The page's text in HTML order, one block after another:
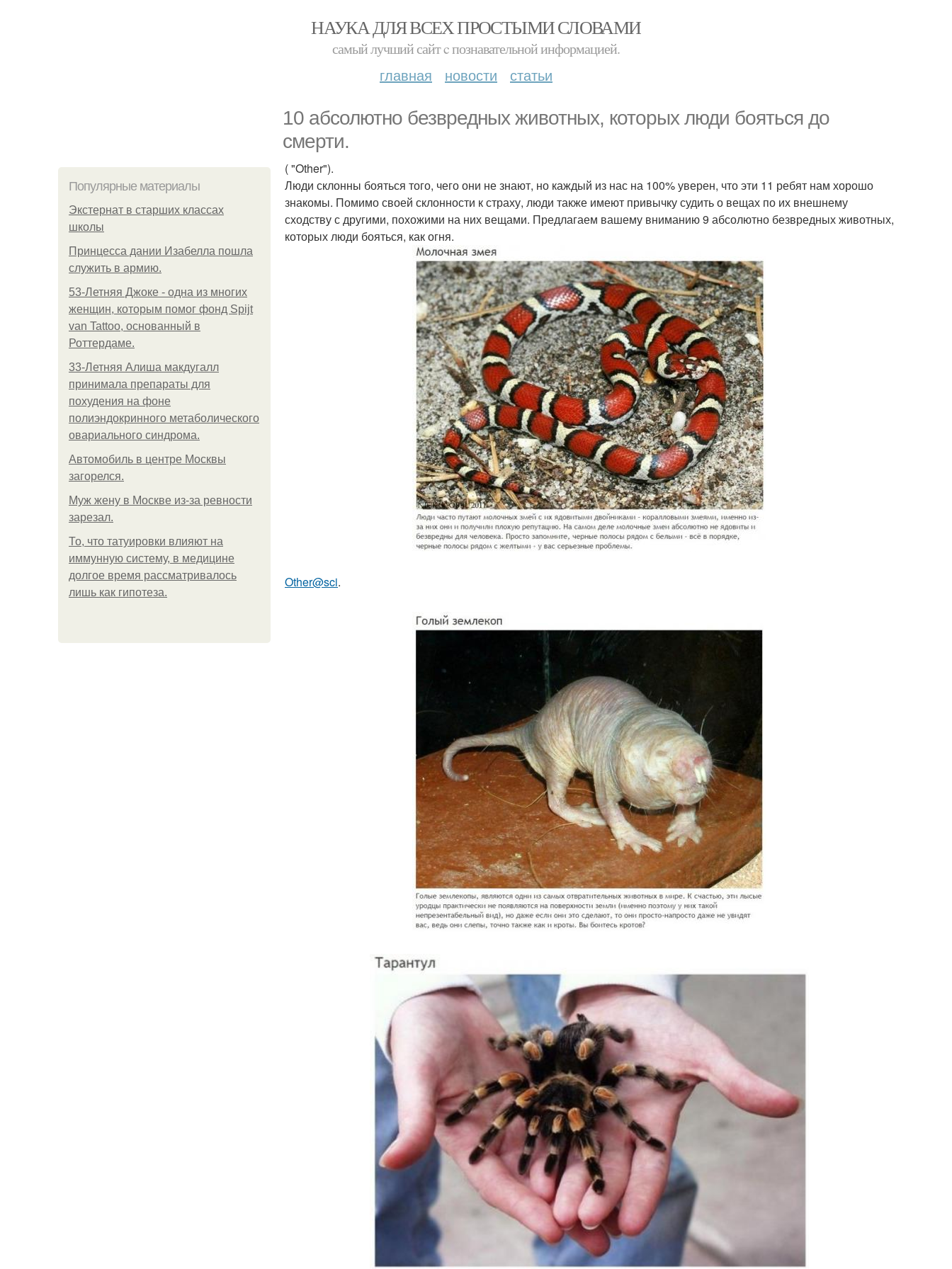
НАУКА ДЛЯ ВСЕХ ПРОСТЫМИ СЛОВАМИ
самый лучший сайт c познавательной информацией.
главная новости статьи
10 абсолютно безвредных животных, которых люди бояться до
смерти.
Популярные материалы
Экстернат в старших классах
школы
Принцесса дании Изабелла пошла
служить в армию.
53-Летняя Джоке - одна из многих
женщин, которым помог фонд Spijt
van Tattoo, основанный в
Роттердаме.
33-Летняя Алиша макдугалл
принимала препараты для
похудения на фоне
полиэндокринного метаболического
овариального синдрома.
Автомобиль в центре Москвы
загорелся.
Mуж жену в Москве из-за ревности
зарезал.
То, что татуировки влияют на
иммунную систему, в медицине
долгое время рассматривалось
лишь как гипотеза.
( "Other").
Люди склонны бояться того, чего они не знают, но каждый из нас на 100% уверен, что эти 11 ребят нам хорошо
знакомы. Помимо своей склонности к страху, люди также имеют привычку судить о вещах по их внешнему
сходству с другими, похожими на них вещами. Предлагаем вашему вниманию 9 абсолютно безвредных животных,
которых люди бояться, как огня.
Other@sci.